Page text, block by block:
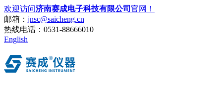
欢迎访问济南赛成电子科技有限公司 官网！
邮箱： jnsc@saicheng.cn
热线电话： 0531-88666010
English